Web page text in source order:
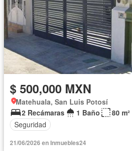
$ 500,000 MXN
Matehuala, San Luis Potosí
2 Recámaras
1 Baño
80 m²
Seguridad
21/06/2026 en Inmuebles24